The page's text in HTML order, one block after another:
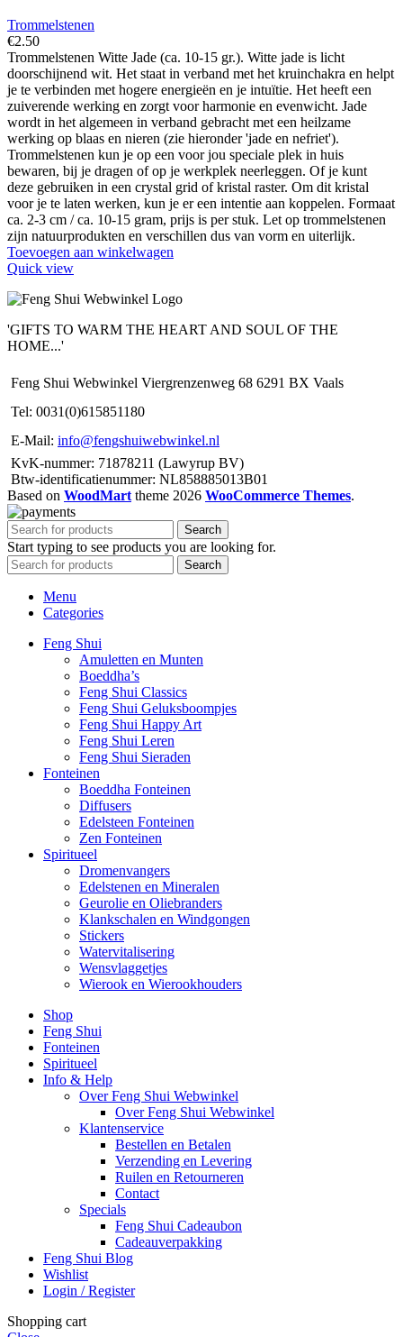
Trommelstenen
€2.50
Trommelstenen Witte Jade (ca. 10-15 gr.). Witte jade is licht
doorschijnend wit. Het staat in verband met het kruinchakra en helpt
je te verbinden met hogere energieën en je intuïtie. Het heeft een
zuiverende werking en zorgt voor harmonie en evenwicht. Jade
wordt in het algemeen in verband gebracht met een heilzame
werking op blaas en nieren (zie hieronder 'jade en nefriet').
Trommelstenen kun je op een voor jou speciale plek in huis
bewaren, bij je dragen of op je werkplek neerleggen. Of je kunt
deze gebruiken in een crystal grid of kristal raster. Om dit kristal
voor je te laten werken, kun je er een intentie aan koppelen. Formaat
ca. 2-3 cm / ca. 10-15 gram, prijs is per stuk. Let op trommelstenen
zijn natuurprodukten en verschillen dus van vorm en uiterlijk.
Toevoegen aan winkelwagen
Quick view
'GIFTS TO WARM THE HEART AND SOUL OF THE
HOME...'
Feng Shui Webwinkel Viergrenzenweg 68 6291 BX Vaals
Tel: 0031(0)615851180
E-Mail: info@fengshuiwebwinkel.nl
KvK-nummer: 71878211 (Lawyrup BV)
Btw-identificatienummer: NL858885013B01
Based on WoodMart theme 2026 WooCommerce Themes.
Search
Start typing to see products you are looking for.
Search
Menu
Categories
Feng Shui
Amuletten en Munten
Boeddha’s
Feng Shui Classics
Feng Shui Geluksboompjes
Feng Shui Happy Art
Feng Shui Leren
Feng Shui Sieraden
Fonteinen
Boeddha Fonteinen
Diffusers
Edelsteen Fonteinen
Zen Fonteinen
Spiritueel
Dromenvangers
Edelstenen en Mineralen
Geurolie en Oliebranders
Klankschalen en Windgongen
Stickers
Watervitalisering
Wensvlaggetjes
Wierook en Wierookhouders
Shop
Feng Shui
Fonteinen
Spiritueel
Info & Help
Over Feng Shui Webwinkel
Over Feng Shui Webwinkel
Klantenservice
Bestellen en Betalen
Verzending en Levering
Ruilen en Retourneren
Contact
Specials
Feng Shui Cadeaubon
Cadeauverpakking
Feng Shui Blog
Wishlist
Login / Register
Shopping cart